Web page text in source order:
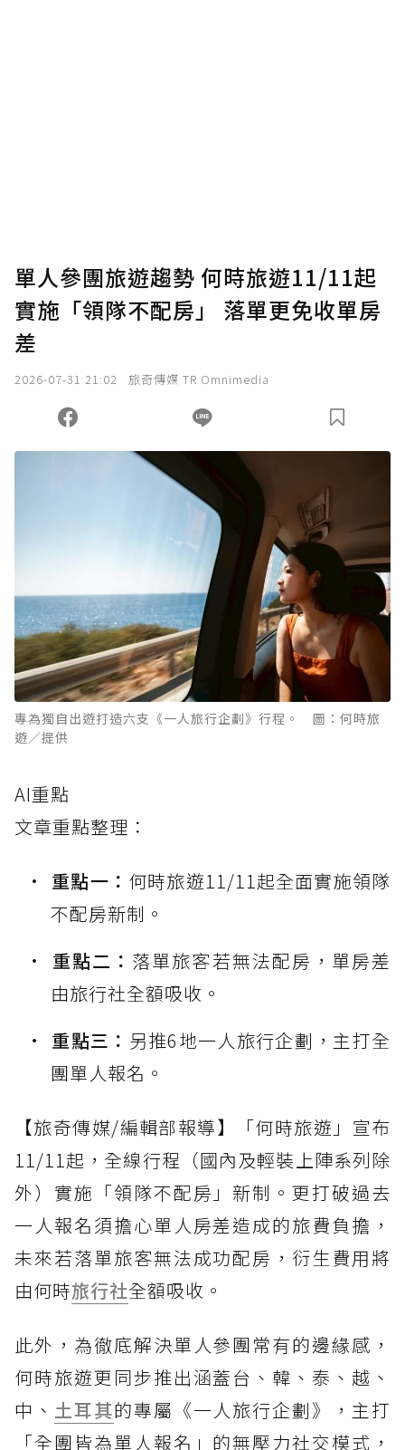
單人參團旅遊趨勢 何時旅遊11/11起
實施「領隊不配房」 落單更免收單房
差
2026-07-31 21:02 旅奇傳媒 TR Omnimedia
專為獨自出遊打造六支《一人旅行企劃》行程。 圖：何時旅
遊／提供
AI重點
文章重點整理：
重點一： 何時旅遊11/11起全面實施領隊
不配房新制。
重點二： 落單旅客若無法配房，單房差
由旅行社全額吸收。
重點三： 另推6地一人旅行企劃，主打全
團單人報名。
【旅奇傳媒/編輯部報導】「何時旅遊」宣布
11/11起，全線行程（國內及輕裝上陣系列除
外）實施「領隊不配房」新制。更打破過去
一人報名須擔心單人房差造成的旅費負擔，
未來若落單旅客無法成功配房，衍生費用將
由何時旅行社全額吸收。
此外，為徹底解決單人參團常有的邊緣感，
何時旅遊更同步推出涵蓋台、韓、泰、越、
中、 土耳其的專屬《一人旅行企劃》，主打
「全團皆為單人報名」的無壓力社交模式，